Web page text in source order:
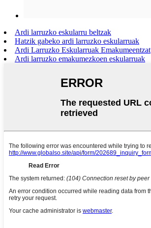
Ardi larruzko eskularru beltzak
Hatzik gabeko ardi larruzko eskularruak
Ardi Larruzko Eskularruak Emakumeentzat
Ardi larruzko emakumezkoen eskularruak